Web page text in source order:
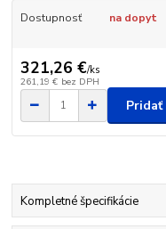
Dostupnosť na dopyt
321,26 €/ks
261,19 € bez DPH
Pridať
Kompletné špecifikácie